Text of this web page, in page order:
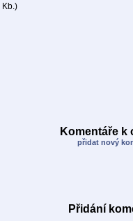
Kb.)
Komentáře k
přidat nový
Přidání